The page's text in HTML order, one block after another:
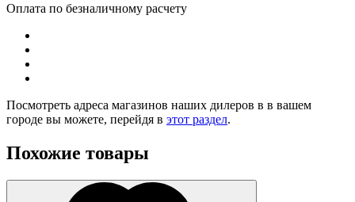
Оплата по безналичному расчету
Посмотреть адреса магазинов наших дилеров в в вашем
городе вы можете, перейдя в этот раздел.
Похожие товары